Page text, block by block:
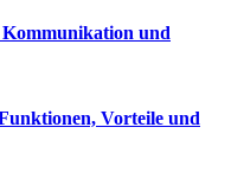
Kommunikation und
Vorteile und